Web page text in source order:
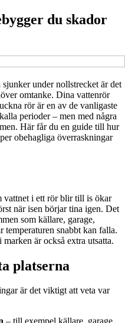
du skador
under nollstrecket är det
omtanke. Dina vattenrör
rör är en av de vanligaste
perioder – men med några
Här får du en guide till hur
obehagliga överraskningar
vattnet i ett rör blir till is ökar
när isen börjar tina igen. Det
som källare, garage,
snabbt kan falla.
är också extra utsatta.
platserna
är det viktigt att veta var